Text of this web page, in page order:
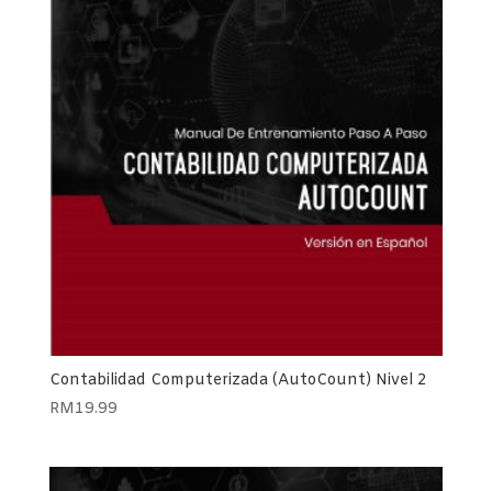
Contabilidad Computerizada (AutoCount) Nivel 2
RM19.99